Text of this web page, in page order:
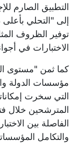
التطبيق الصارم
إلى "التحلي
توفير الظروف
الاختبارات في
كما ثمن "مستوى
مؤسسات الدولة
التي سخرت
المترشحين خلال
الفاصلة بين
والتكامل